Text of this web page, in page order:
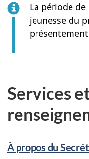
La période
jeunesse du
Services
À propos du